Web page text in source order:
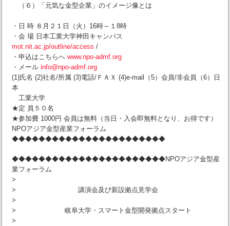
（６）「元気な金型企業」のイメージ像とは
・日 時 ８月２１日（火）16時～１8時
・会 場 日本工業大学神田キャンパス
mot.nit.ac.jp/outline/access /
・申込はこちらへ www.npo-admf.org
・メール info@npo-admf.org
(1)氏名 (2)社名/所属 (3)電話/ＦＡＸ (4)e-mail（5）会員/非会員（6）日
本
工業大学
★定 員５０名
★参加費 1000円 会員は無料（当日・入会即無料となり、お得です）
NPOアジア金型産業フォーラム
◆◆◆◆◆◆◆◆◆◆◆◆◆◆◆◆◆◆◆◆◆◆◆
◆◆◆◆◆◆◆◆◆◆◆◆◆◆◆◆◆◆◆◆◆◆◆NPOアジア金型産
業フォーラム
>
> 講演会及び新設拠点見学会
>
> 岐阜大学・スマート金型開発拠点スタート
>